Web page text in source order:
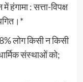
: सत्ता-विपक्ष
लोग किसी न किसी
संस्थाओं को;